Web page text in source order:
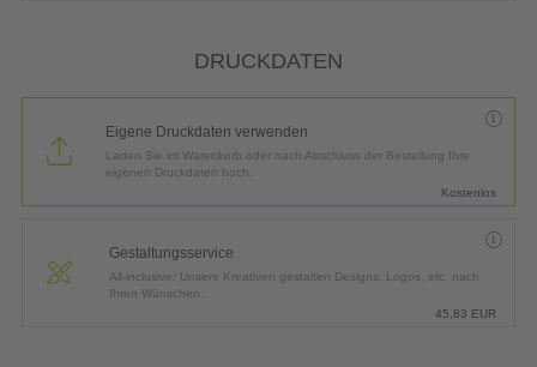
DRUCKDATEN
Eigene Druckdaten verwenden
Laden Sie im Warenkorb oder nach Abschluss der Bestellung Ihre
eigenen Druckdaten hoch.
Kostenlos
Gestaltungsservice
All-inclusive: Unsere Kreativen gestalten Designs, Logos, etc. nach
Ihren Wünschen.
45,83 EUR